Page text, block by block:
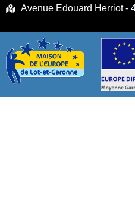
principalAvenue Edouard Herriot -